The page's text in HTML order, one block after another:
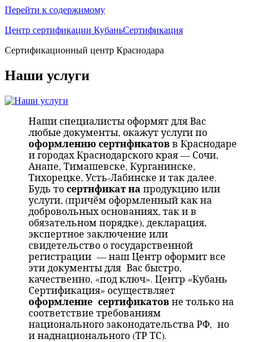
Перейти к содержимому
Центр сертификации КубаньСертификация
Сертификационный центр Краснодара
Наши услуги
Наши специалисты оформят для Вас
любые документы, окажут услуги по
оформлению сертификатовв Краснодаре
и городах Краснодарского края — Сочи,
Анапе, Тимашевске, Курганинске,
Тихорецке, Усть-Лабинске и так далее.
Будь тосертификат на продукцию или
услуги, (причём оформленный как на
добровольных основаниях, так и в
обязательном порядке), декларация,
экспертное заключение или
свидетельство о государственной
регистрации — наш Центр оформит все
эти документы для Вас быстро,
качественно, «под ключ». Центр «Кубань
Сертификация» осуществляет
оформление сертификатовне только на
соответствие требованиям
национального законодательства РФ, но
и наднационального (ТР ТС).